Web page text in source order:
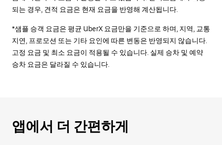
되는 경우, 견적 요금은 현재 요금을 반영해 계산됩니다.
*샘플 승객 요금은 평균 UberX 요금만을 기준으로 하며, 지역, 교통
지연, 프로모션 또는 기타 요인에 따른 변동은 반영되지 않습니다.
고정 요금 및 최소 요금이 적용될 수 있습니다. 실제 승차 및 예약
승차 요금은 달라질 수 있습니다.
앱에서 더 간편하게